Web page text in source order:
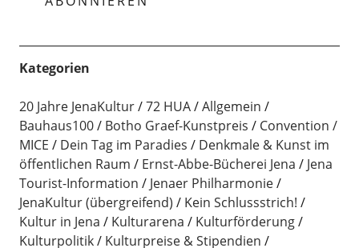
Kategorien
20 Jahre JenaKultur 72 HUA
Allgemein
Bauhaus100
Botho Graef-Kunstpreis
Convention /
MICE
Dein Tag im Paradies
Denkmale & Kunst im
öffentlichen Raum
Ernst-Abbe-Bücherei Jena
Jena
Tourist-Information
Jenaer Philharmonie
JenaKultur (übergreifend)
Kein Schlussstrich!
Kultur in Jena
Kulturarena
Kulturförderung
Kulturpolitik
Kulturpreise & Stipendien